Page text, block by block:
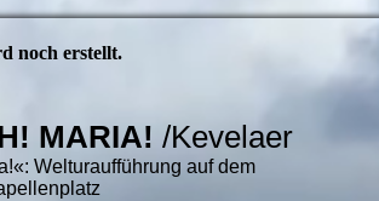
noch erstellt.
MARIA! /Kevelaer
Welturaufführung auf dem